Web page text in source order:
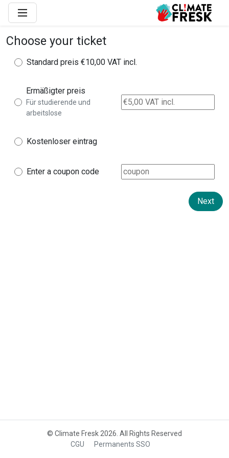
Choose your ticket
Standard preis €10,00 VAT incl.
Ermäßigter preis
Für studierende und
arbeitslose
Kostenloser eintrag
Enter a coupon code
© Climate Fresk 2026. All Rights Reserved
CGU
Permanents SSO